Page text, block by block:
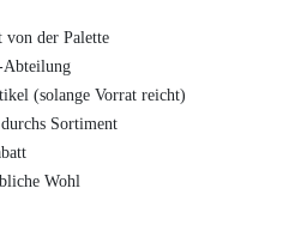
von der Palette
Abteilung
(solange Vorrat reicht)
Sortiment
Wohl